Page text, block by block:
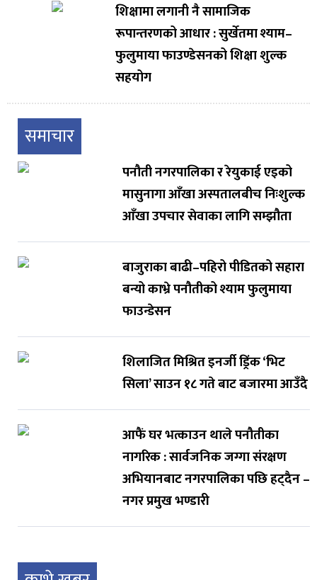
शिक्षामा लगानी नै सामाजिक
रूपान्तरणको आधार : सुर्खेतमा श्याम–
फुलुमाया फाउण्डेसनको शिक्षा शुल्क
सहयोग
समाचार
पनौती नगरपालिका र रेयुकाई एइको
मासुनागा आँखा अस्पतालबीच निःशुल्क
आँखा उपचार सेवाका लागि सम्झौता
बाजुराका बाढी–पहिरो पीडितको सहारा
बन्यो काभ्रे पनौतीको श्याम फुलुमाया
फाउन्डेसन
शिलाजित मिश्रित इनर्जी ड्रिंक ‘भिट
सिला’ साउन १८ गते बाट बजारमा आउँदै
आफैं घर भत्काउन थाले पनौतीका
नागरिक : सार्वजनिक जग्गा संरक्षण
अभियानबाट नगरपालिका पछि हट्दैन –
नगर प्रमुख भण्डारी